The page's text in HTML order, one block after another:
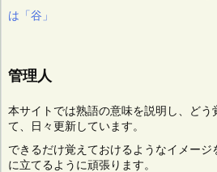
は「谷」
管理人
本サイトでは熟語の意味を説明し、どう
て、日々更新しています。
できるだけ覚えておけるようなイメー
に立てるように頑張ります。